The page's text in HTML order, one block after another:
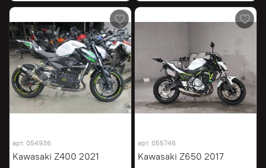
арт. 054936
Kawasaki Z400 2021
арт. 055746
Kawasaki Z650 2017